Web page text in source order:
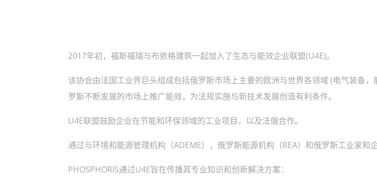
2017年初，福斯福瑞与布依格建筑一起加入了生态与能效企业联盟(U4E)。
该协会由法国工业界巨头组成包括俄罗斯市场上主要的欧洲与世界各领域 (电气装备
罗斯不断发展的市场上推广能效，为法规实施与新技术发展创造有利条件。
U4E联盟鼓励企业在节能和环保领域的工业项目，以及法俄合作。
通过与环境和能源管理机构（ADEME），俄罗斯能源机构（REA）和俄罗斯工业家和
PHOSPHORIS通过U4E旨在传播其专业知识和创新解决方案：